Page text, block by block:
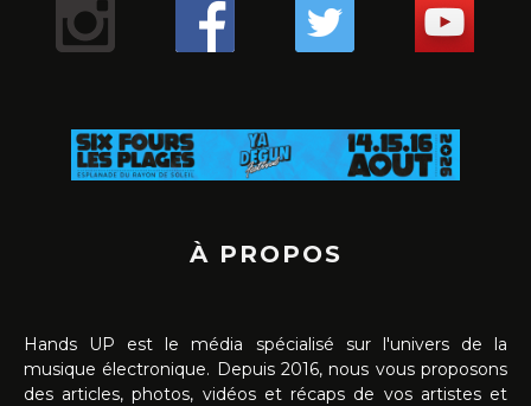
À PROPOS
Hands UP est le média spécialisé sur l'univers de la
musique électronique. Depuis 2016, nous vous proposons
des articles, photos, vidéos et récaps de vos artistes et